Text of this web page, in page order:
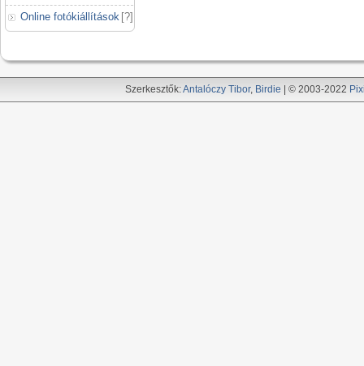
Online fotókiállítások [?]
Szerkesztők:Antalóczy Tibor, Birdie | © 2003-2022